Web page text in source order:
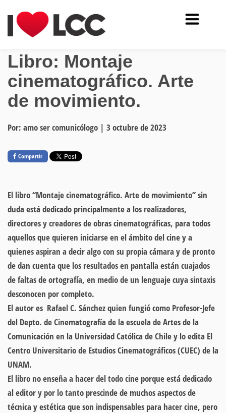
Libro: Montaje
cinematográfico. Arte
de movimiento.
Por: amo ser comunicólogo | 3 octubre de 2023
Compartir
El libro“Montaje cinematográfico. Arte de movimiento”sin
duda está dedicado principalmente a los realizadores,
directores y creadores de obras cinematográficas, para todos
aquellos que quieren iniciarse en el ámbito del cine y a
quienes aspiran a decir algo con su propia cámara y de pronto
de dan cuenta que los resultados en pantalla están cuajados
de faltas de ortografía, en medio de un lenguaje cuya sintaxis
desconocen por completo.
El autor es Rafael C. Sánchez quien fungió como Profesor-Jefe
del Depto. de Cinematografía de la escuela de Artes de la
Comunicación en la Universidad Católica de Chile y lo edita El
Centro Universitario de Estudios Cinematográficos (CUEC) de la
UNAM.
El libro no enseña a hacer del todo cine porqueestá dedicado
al editory por lo tanto prescinde de muchos aspectos de
técnica y estética que son indispensables para hacer cine, pero